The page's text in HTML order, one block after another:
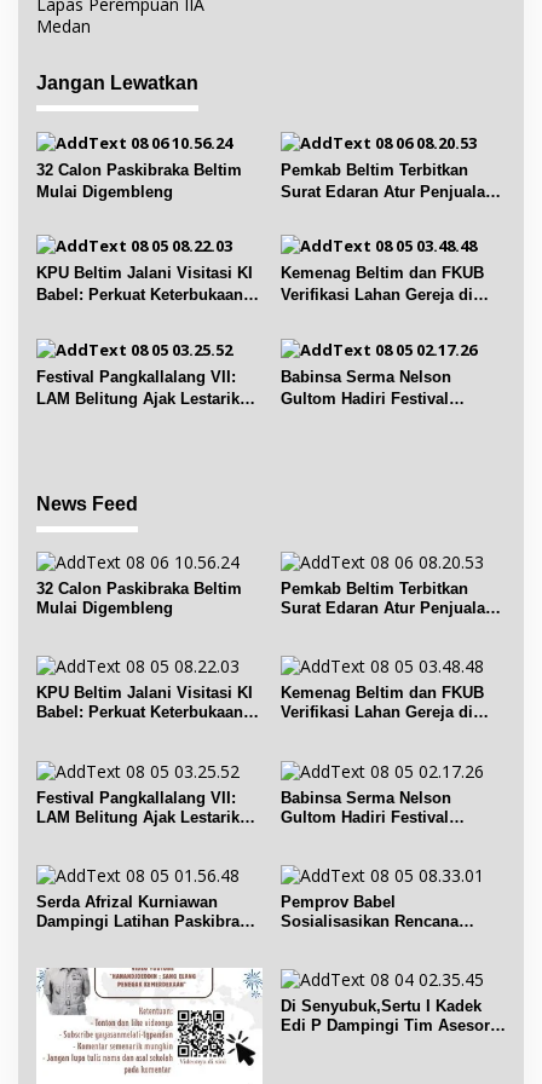
i
g
s
i
p
o
Lapas Perempuan IIA
Medan
Jangan Lewatkan
32 Calon Paskibraka Beltim
Mulai Digembleng
Pemkab Beltim Terbitkan
Surat Edaran Atur Penjualan
KPU Beltim Jalani Visitasi KI
Babel: Perkuat Keterbukaan
Kemenag Beltim dan FKUB
Verifikasi Lahan Gereja di
Festival Pangkallalang VII:
LAM Belitung Ajak Lestarikan
Babinsa Serma Nelson
Gultom Hadiri Festival
News Feed
32 Calon Paskibraka Beltim
Mulai Digembleng
Pemkab Beltim Terbitkan
Surat Edaran Atur Penjualan
KPU Beltim Jalani Visitasi KI
Babel: Perkuat Keterbukaan
Kemenag Beltim dan FKUB
Verifikasi Lahan Gereja di
Festival Pangkallalang VII:
LAM Belitung Ajak Lestarikan
Babinsa Serma Nelson
Gultom Hadiri Festival
Serda Afrizal Kurniawan
Dampingi Latihan Paskibra
Pemprov Babel
Sosialisasikan Rencana
Di Senyubuk,Sertu I Kadek
Edi P Dampingi Tim Asesor